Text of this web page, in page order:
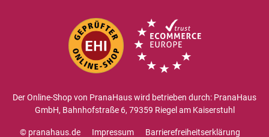
Der Online-Shop von PranaHaus wird betrieben durch: PranaHaus
GmbH, Bahnhofstraße 6, 79359 Riegel am Kaiserstuhl
© pranahaus.de Impressum Barrierefreiheitserklärung